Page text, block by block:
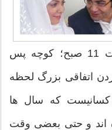
پنج شنبه 6 تیرماه 1392؛ ساعت 11 صبح؛ كوچه پس
اتفاقی بزرگ لحظه
كسانیست كه سال ها
اند و حتی بعضی وقت